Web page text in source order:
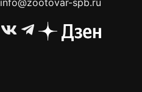
info@zootovar-spb.ru